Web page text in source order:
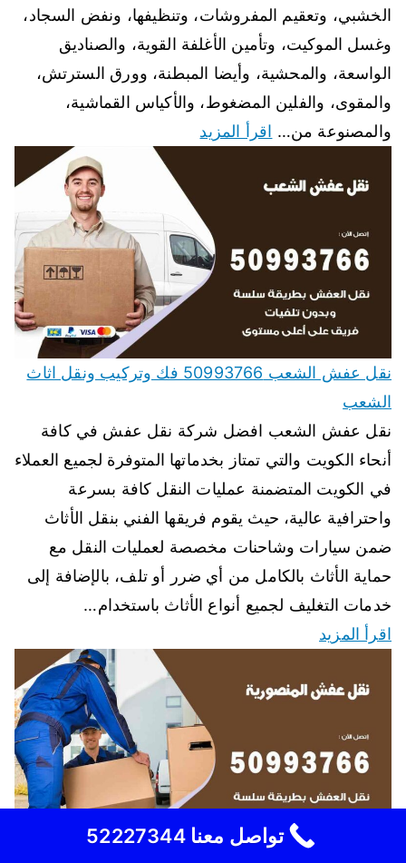
الخشبي، وتعقيم المفروشات، وتنظيفها، ونفض السجاد،
وغسل الموكيت، وتأمين الأغلفة القوية، والصناديق
الواسعة، والمحشية، وأيضا المبطنة، وورق السترتش،
والمقوى، والفلين المضغوط، والأكياس القماشية،
والمصنوعة من… اقرأ المزيد
نقل عفش الشعب 50993766 فك وتركيب ونقل اثاث
الشعب
نقل عفش الشعب افضل شركة نقل عفش في كافة
أنحاء الكويت والتي تمتاز بخدماتها المتوفرة لجميع العملاء
في الكويت المتضمنة عمليات النقل كافة بسرعة
واحترافية عالية، حيث يقوم فريقها الفني بنقل الأثاث
ضمن سيارات وشاحنات مخصصة لعمليات النقل مع
حماية الأثاث بالكامل من أي ضرر أو تلف، بالإضافة إلى
خدمات التغليف لجميع أنواع الأثاث باستخدام…
اقرأ المزيد
تواصل معنا 52227344